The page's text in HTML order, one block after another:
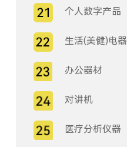
个人数字产品
生活(美健)电器
办公器材
对讲机
医疗分析仪器